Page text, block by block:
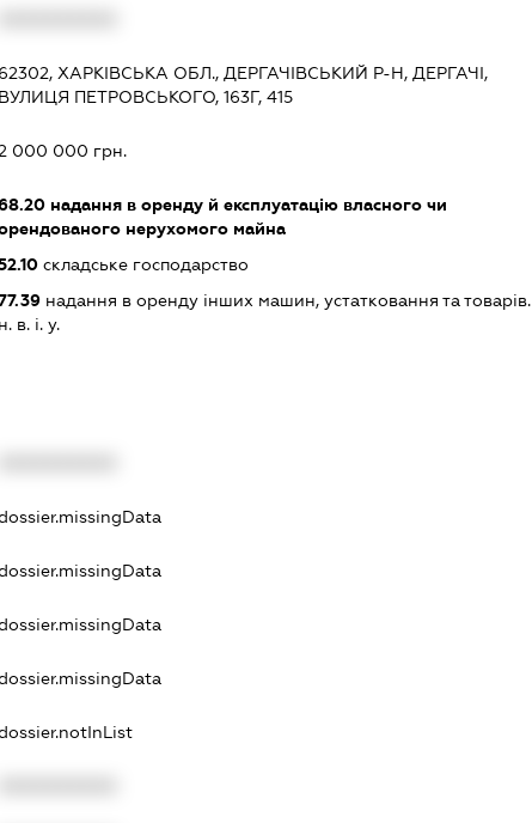
62302, ХАРКІВСЬКА ОБЛ., ДЕРГАЧІВСЬКИЙ Р-Н, ДЕРГАЧІ,
ВУЛИЦЯ ПЕТРОВСЬКОГО, 163Г, 415
000 000 грн.
надання в оренду й експлуатацію власного чи
нерухомого майна
складське господарство
надання в оренду інших машин, устатковання та товарів.
н. в. і. у.